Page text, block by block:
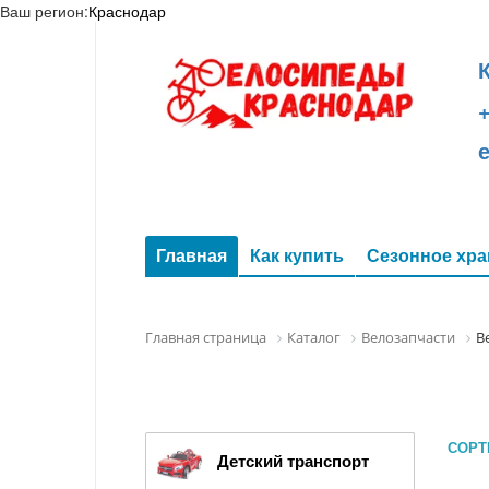
Ваш регион:Краснодар
Главная Как купить Сезонное
Главная страница Каталог Велозапчасти
Детский транспорт